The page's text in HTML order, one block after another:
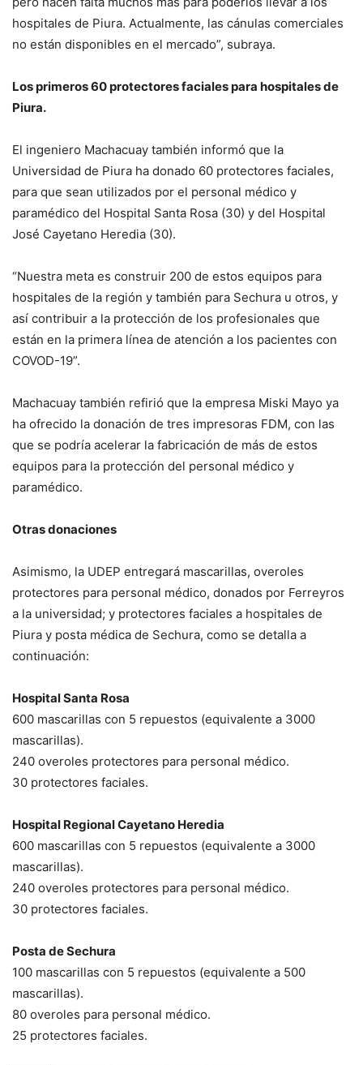
hospitales de Piura. Actualmente, las cánulas comerciales
no están disponibles en el mercado”, subraya.
Los primeros 60 protectores faciales para hospitales de
Piura.
El ingeniero Machacuay también informó que la
Universidad de Piura ha donado 60 protectores faciales,
para que sean utilizados por el personal médico y
paramédico del Hospital Santa Rosa (30) y del Hospital
José Cayetano Heredia (30).
“Nuestra meta es construir 200 de estos equipos para
hospitales de la región y también para Sechura u otros, y
así contribuir a la protección de los profesionales que
están en la primera línea de atención a los pacientes con
COVOD-19”.
Machacuay también refirió que la empresa Miski Mayo ya
ha ofrecido la donación de tres impresoras FDM, con las
que se podría acelerar la fabricación de más de estos
equipos para la protección del personal médico y
paramédico.
Otras donaciones
Asimismo, la UDEP entregará mascarillas, overoles
protectores para personal médico, donados por Ferreyros
a la universidad; y protectores faciales a hospitales de
Piura y posta médica de Sechura, como se detalla a
continuación:
Hospital Santa Rosa
600 mascarillas con 5 repuestos (equivalente a 3000
mascarillas).
240 overoles protectores para personal médico.
30 protectores faciales.
Hospital Regional Cayetano Heredia
600 mascarillas con 5 repuestos (equivalente a 3000
mascarillas).
240 overoles protectores para personal médico.
30 protectores faciales.
Posta de Sechura
100 mascarillas con 5 repuestos (equivalente a 500
mascarillas).
80 overoles para personal médico.
25 protectores faciales.